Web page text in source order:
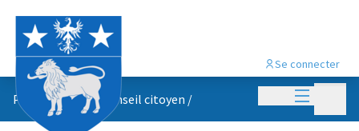
Menu
Se connecter
Propositions du conseil citoyen /